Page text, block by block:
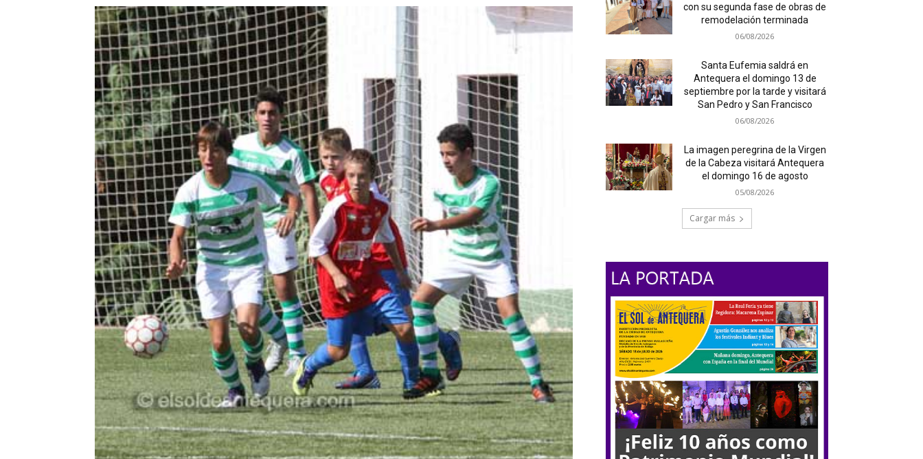
con su segunda fase de obras de
remodelación terminada
06/08/2026
Santa Eufemia saldrá en
Antequera el domingo 13 de
septiembre por la tarde y visitará
San Pedro y San Francisco
06/08/2026
La imagen peregrina de la Virgen
de la Cabeza visitará Antequera
el domingo 16 de agosto
05/08/2026
Cargar más